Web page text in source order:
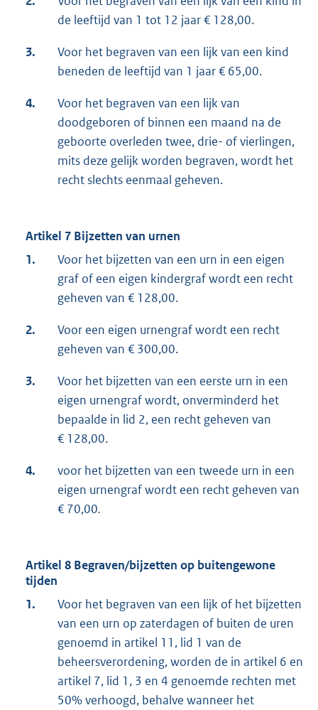
de leeftijd van 1 tot 12 jaar € 128,00.
3.
Voor het begraven van een lijk van een kind
beneden de leeftijd van 1 jaar € 65,00.
4.
Voor het begraven van een lijk van
doodgeboren of binnen een maand na de
geboorte overleden twee, drie- of vierlingen,
mits deze gelijk worden begraven, wordt het
recht slechts eenmaal geheven.
Artikel 7 Bijzetten van urnen
1.
Voor het bijzetten van een urn in een eigen
graf of een eigen kindergraf wordt een recht
geheven van € 128,00.
2.
Voor een eigen urnengraf wordt een recht
geheven van € 300,00.
3.
Voor het bijzetten van een eerste urn in een
eigen urnengraf wordt, onverminderd het
bepaalde in lid 2, een recht geheven van
€ 128,00.
4.
voor het bijzetten van een tweede urn in een
eigen urnengraf wordt een recht geheven van
€ 70,00.
Artikel 8 Begraven/bijzetten op buitengewone
tijden
1.
Voor het begraven van een lijk of het bijzetten
van een urn op zaterdagen of buiten de uren
genoemd in artikel 11, lid 1 van de
beheersverordening, worden de in artikel 6 en
artikel 7, lid 1, 3 en 4 genoemde rechten met
50% verhoogd, behalve wanneer het